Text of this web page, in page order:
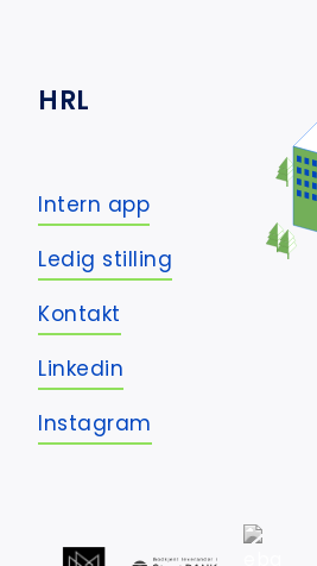
HRL
Intern app
Ledig stilling
Kontakt
Linkedin
Instagram